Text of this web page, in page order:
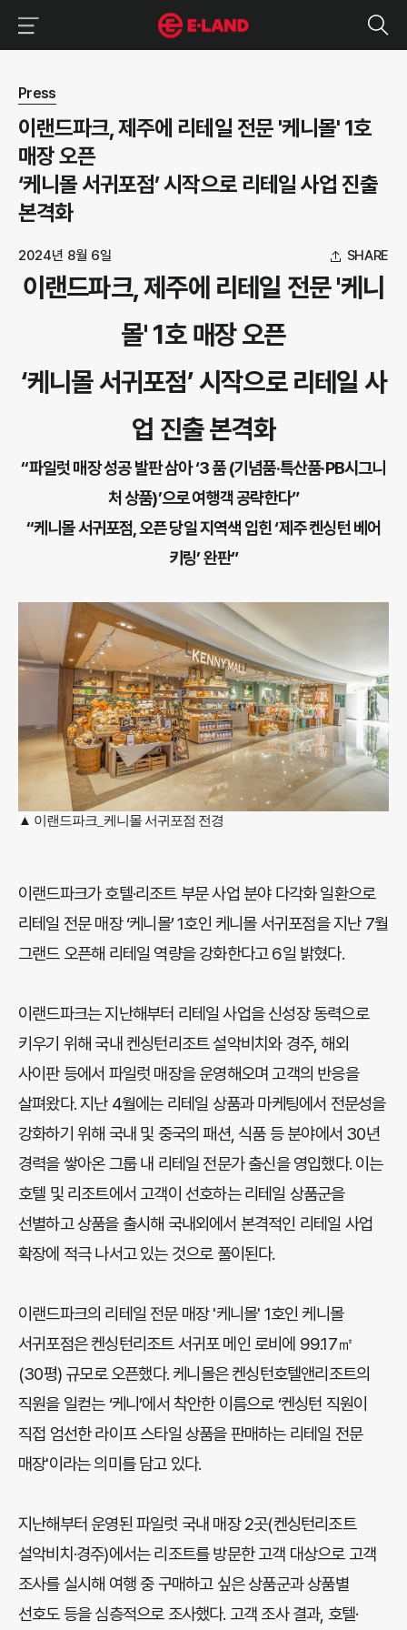
뉴스 상세보기
Press
이랜드파크, 제주에 리테일 전문 '케니몰' 1호
매장 오픈
‘케니몰 서귀포점’ 시작으로 리테일 사업 진출
본격화
2024년 8월 6일 SHARE
이랜드파크, 제주에 리테일 전문 '케니
몰' 1호 매장 오픈
‘케니몰 서귀포점’ 시작으로 리테일 사
업 진출 본격화
“파일럿 매장 성공 발판 삼아 ‘3 품 (기념품·특산품·PB시그니
처 상품)’으로 여행객 공략한다”
“케니몰 서귀포점, 오픈 당일 지역색 입힌 ‘제주 켄싱턴 베어
키링’ 완판”
▲ 이랜드파크_케니몰 서귀포점 전경
이랜드파크가 호텔·리조트 부문 사업 분야 다각화 일환으로
리테일 전문 매장 ‘케니몰’ 1호인 케니몰 서귀포점을 지난 7월
그랜드 오픈해 리테일 역량을 강화한다고 6일 밝혔다.
이랜드파크는 지난해부터 리테일 사업을 신성장 동력으로
키우기 위해 국내 켄싱턴리조트 설악비치와 경주, 해외
사이판 등에서 파일럿 매장을 운영해오며 고객의 반응을
살펴왔다. 지난 4월에는 리테일 상품과 마케팅에서 전문성을
강화하기 위해 국내 및 중국의 패션, 식품 등 분야에서 30년
경력을 쌓아온 그룹 내 리테일 전문가 출신을 영입했다. 이는
호텔 및 리조트에서 고객이 선호하는 리테일 상품군을
선별하고 상품을 출시해 국내외에서 본격적인 리테일 사업
확장에 적극 나서고 있는 것으로 풀이된다.
이랜드파크의 리테일 전문 매장 '케니몰' 1호인 케니몰
서귀포점은 켄싱턴리조트 서귀포 메인 로비에 99.17㎡
(30평) 규모로 오픈했다. 케니몰은 켄싱턴호텔앤리조트의
직원을 일컫는 ‘케니’에서 착안한 이름으로 ‘켄싱턴 직원이
직접 엄선한 라이프 스타일 상품을 판매하는 리테일 전문
매장'이라는 의미를 담고 있다.
지난해부터 운영된 파일럿 국내 매장 2곳(켄싱턴리조트
설악비치·경주)에서는 리조트를 방문한 고객 대상으로 고객
조사를 실시해 여행 중 구매하고 싶은 상품군과 상품별
선호도 등을 심층적으로 조사했다. 고객 조사 결과, 호텔·